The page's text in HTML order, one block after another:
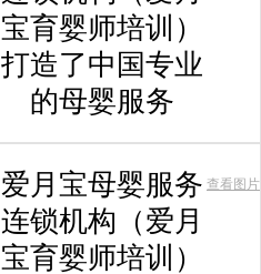
宝育婴师培训）
打造了中国专业
的母婴服务
爱月宝母婴服务
连锁机构（爱月
宝育婴师培训）
查看图片